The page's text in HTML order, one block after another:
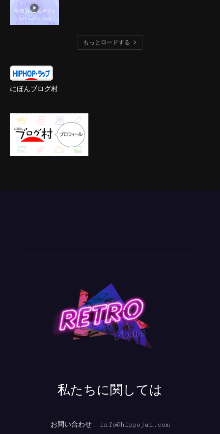
もっとロードする
にほんブログ村
私たちに関しては
お問い合わせ: info@hippojan.com